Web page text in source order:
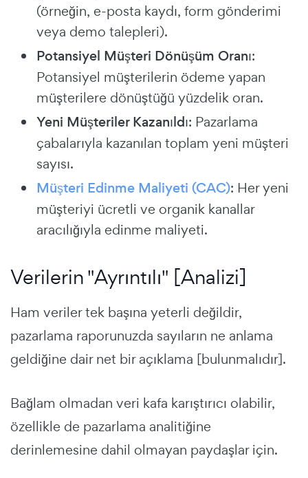
(örneğin, e-posta kaydı, form gönderimi
veya demo talepleri).
Potansiyel Müşteri Dönüşüm Oranı:
Potansiyel müşterilerin ödeme yapan
müşterilere dönüştüğü yüzdelik oran.
Yeni Müşteriler Kazanıldı: Pazarlama
çabalarıyla kazanılan toplam yeni müşteri
sayısı.
Müşteri Edinme Maliyeti (CAC): Her yeni
müşteriyi ücretli ve organik kanallar
aracılığıyla edinme maliyeti.
Verilerin "Ayrıntılı" [Analizi]
Ham veriler tek başına yeterli değildir,
pazarlama raporunuzda sayıların ne anlama
geldiğine dair net bir açıklama [bulunmalıdır].
Bağlam olmadan veri kafa karıştırıcı olabilir,
özellikle de pazarlama analitiğine
derinlemesine dahil olmayan paydaşlar için.